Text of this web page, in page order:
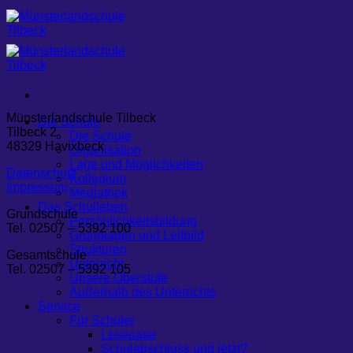
Zum
Inhalt
springen
Die Schule
Die Schule
Organisation
Lage und Möglichkeiten
Kollegium
Mediathek
Das Schulleben
Persönlichkeitsbildung
Grundlagen und Leitbild
Strukturen
Unterricht
Unsere Oberstufe
Außerhalb des Unterrichts
Service
Für Schüler
Leseoase
Schulabschluss und jetzt?
Münsterlandschule Tilbeck
Tilbeck 2
48329 Havixbeck
Datenschutz
Impressum
Grundschule
Tel. 02507 – 5392 100
Gesamtschule
Tel. 02507 – 5392 105